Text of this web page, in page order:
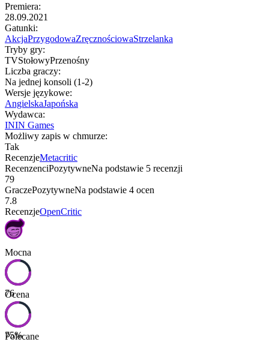
Premiera:
28.09.2021
Gatunki:
AkcjaPrzygodowaZręcznościowaStrzelanka
Tryby gry:
TVStołowyPrzenośny
Liczba graczy:
Na jednej konsoli (1-2)
Wersje językowe:
AngielskaJapońska
Wydawca:
ININ Games
Możliwy zapis w chmurze:
Tak
RecenzjeMetacritic
RecenzenciPozytywneNa podstawie 5 recenzji
79
GraczePozytywneNa podstawie 4 ocen
7.8
RecenzjeOpenCritic
Mocna
76
Ocena
75%
Polecane